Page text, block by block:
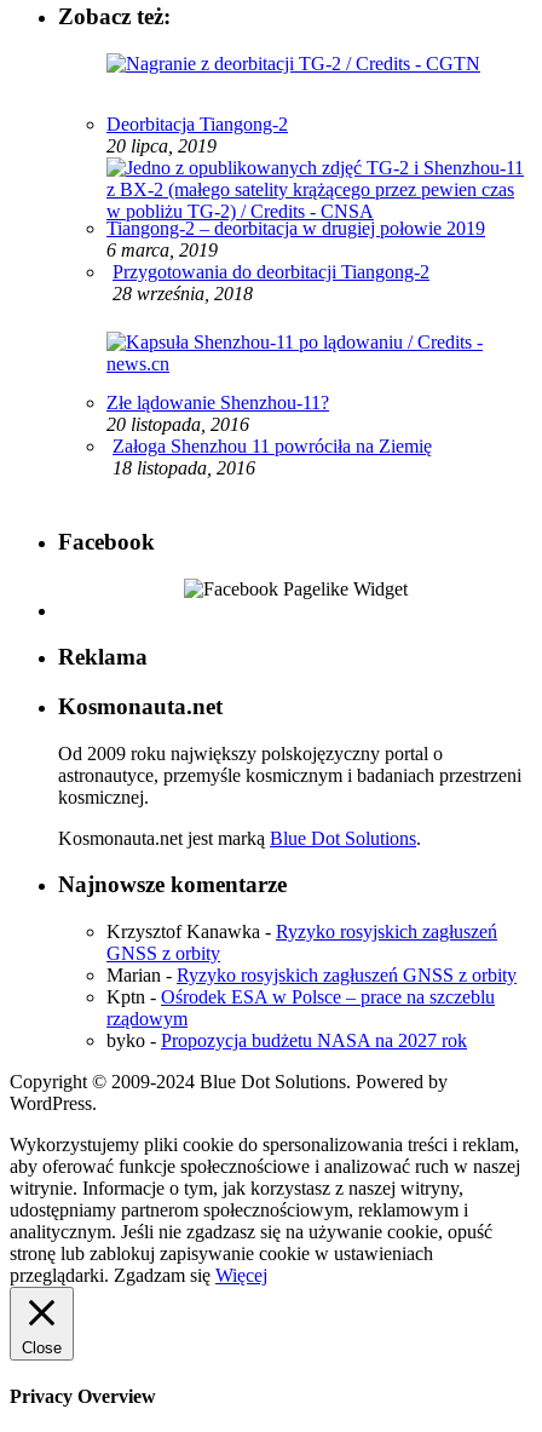
Zobacz też:
Deorbitacja Tiangong-2
20 lipca, 2019
Tiangong-2 – deorbitacja w drugiej połowie 2019
6 marca, 2019
Przygotowania do deorbitacji Tiangong-2
28 września, 2018
Złe lądowanie Shenzhou-11?
20 listopada, 2016
Załoga Shenzhou 11 powróciła na Ziemię
18 listopada, 2016
Facebook
Reklama
Kosmonauta.net
Od 2009 roku największy polskojęzyczny portal o
astronautyce, przemyśle kosmicznym i badaniach przestrzeni
kosmicznej.
Kosmonauta.net jest marką Blue Dot Solutions.
Najnowsze komentarze
Krzysztof Kanawka - Ryzyko rosyjskich zagłuszeń
GNSS z orbity
Marian - Ryzyko rosyjskich zagłuszeń GNSS z orbity
Kptn - Ośrodek ESA w Polsce – prace na szczeblu
rządowym
byko - Propozycja budżetu NASA na 2027 rok
Copyright © 2009-2024 Blue Dot Solutions. Powered by
WordPress.
Wykorzystujemy pliki cookie do spersonalizowania treści i reklam,
aby oferować funkcje społecznościowe i analizować ruch w naszej
witrynie. Informacje o tym, jak korzystasz z naszej witryny,
udostępniamy partnerom społecznościowym, reklamowym i
analitycznym. Jeśli nie zgadzasz się na używanie cookie, opuść
stronę lub zablokuj zapisywanie cookie w ustawieniach
przeglądarki. Zgadzam się Więcej
Close
Privacy Overview